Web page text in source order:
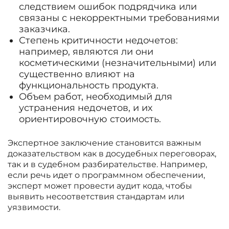
следствием ошибок подрядчика или
связаны с некорректными требованиями
заказчика.
Степень критичности недочетов:
например, являются ли они
косметическими (незначительными) или
существенно влияют на
функциональность продукта.
Объем работ, необходимый для
устранения недочетов, и их
ориентировочную стоимость.
Экспертное заключение становится важным
доказательством как в досудебных переговорах,
так и в судебном разбирательстве. Например,
если речь идет о программном обеспечении,
эксперт может провести аудит кода, чтобы
выявить несоответствия стандартам или
уязвимости.